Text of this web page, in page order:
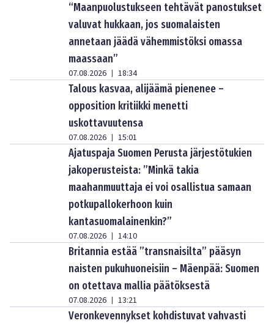
“Maanpuolustukseen tehtävät panostukset
valuvat hukkaan, jos suomalaisten
annetaan jäädä vähemmistöksi omassa
maassaan”
07.08.2026 | 18:34
Talous kasvaa, alijäämä pienenee –
opposition kritiikki menetti
uskottavuutensa
07.08.2026 | 15:01
Ajatuspaja Suomen Perusta järjestötukien
jakoperusteista: ”Minkä takia
maahanmuuttaja ei voi osallistua samaan
potkupallokerhoon kuin
kantasuomalainenkin?”
07.08.2026 | 14:10
Britannia estää ”transnaisilta” pääsyn
naisten pukuhuoneisiin – Mäenpää: Suomen
on otettava mallia päätöksestä
07.08.2026 | 13:21
Veronkevennykset kohdistuvat vahvasti